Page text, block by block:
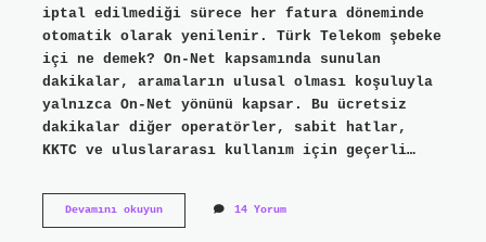
iptal edilmediği sürece her fatura döneminde
otomatik olarak yenilenir. Türk Telekom şebeke
içi ne demek? On-Net kapsamında sunulan
dakikalar, aramaların ulusal olması koşuluyla
yalnızca On-Net yönünü kapsar. Bu ücretsiz
dakikalar diğer operatörler, sabit hatlar,
KKTC ve uluslararası kullanım için geçerli…
Devamını okuyunTürk
14 Yorum